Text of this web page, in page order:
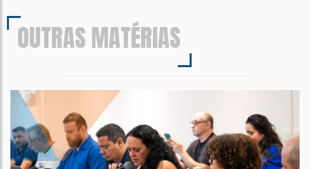
OUTRAS MATÉRIAS